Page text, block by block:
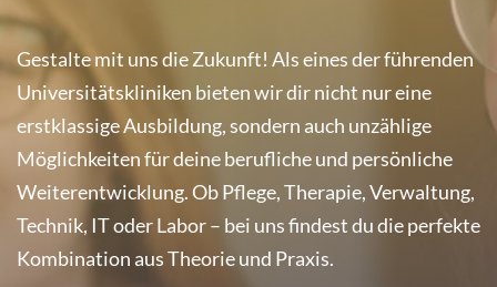
Gestalte mit uns die Zukunft! Als eines der führenden
Universitätskliniken bieten wir dir nicht nur eine
erstklassige Ausbildung, sondern auch unzählige
Möglichkeiten für deine berufliche und persönliche
Weiterentwicklung. Ob Pflege, Therapie, Verwaltung,
Technik, IT oder Labor – bei uns findest du die perfekte
Kombination aus Theorie und Praxis.